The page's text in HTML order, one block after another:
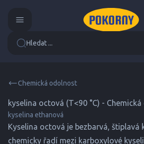
Hledat ...
Chemická odolnost
kyselina octová (T<90 °C) -
kyselina ethanová
Kyselina octová je bezbarvá, štiplavá
chemicky řadí mezi karboxylové